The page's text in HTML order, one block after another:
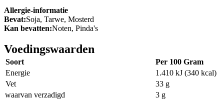
Allergie-informatie
Bevat:Soja, Tarwe, Mosterd
Kan bevatten:Noten, Pinda's
Voedingswaarden
Soort
Per 100 Gram
Energie
1.410 kJ (340 kcal)
Vet
33 g
waarvan verzadigd
3 g